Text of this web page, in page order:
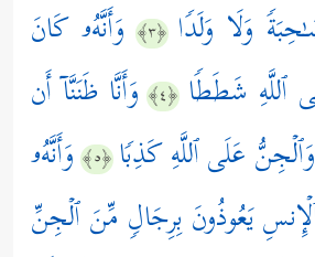
وَلَا وَلَدࣰا ﴿٣﴾
وَأَنَّهُۥ كَانَ
ٱللَّهِ شَطَطࣰا ﴿٤﴾
وَأَنَّا ظَنَنَّاۤ أَن
عَلَى ٱللَّهِ كَذِبࣰا ﴿٥﴾
وَأَنَّهُۥ
یَعُوذُونَ بِرِجَالࣲ مِّنَ ٱلۡجِنِّ